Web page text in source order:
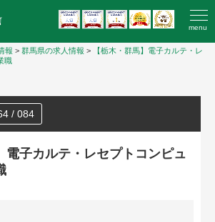
menu
報 > 群馬県の求人情報 >
【栃木・群馬】電子カルテ・レ
職
/ 084
電子カルテ・レセプトコンピュ